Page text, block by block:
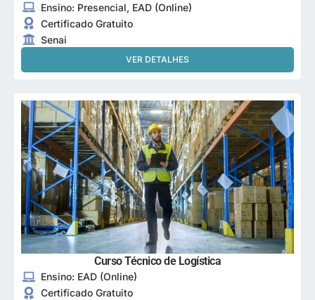
Ensino: Presencial, EAD (Online)
Certificado Gratuito
Senai
VER DETALHES
Curso Técnico de Logística
Ensino: EAD (Online)
Certificado Gratuito